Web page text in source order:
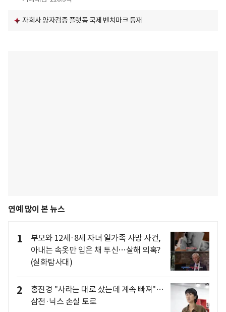
자회사 양자검증 플랫폼 국제 벤치마크 등재
연예 많이 본 뉴스
1
부모와 12세·8세 자녀 일가족 사망 사건,
아내는 속옷만 입은 채 투신…살해 의혹?
(실화탐사대)
2
홍진경 "사라는 대로 샀는데 계속 빠져"…
삼전·닉스 손실 토로